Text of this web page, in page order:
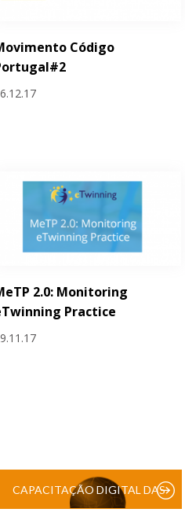
Código
2.0: Monitoring
Practice
CAPACITAÇÃO DIGITAL DAS